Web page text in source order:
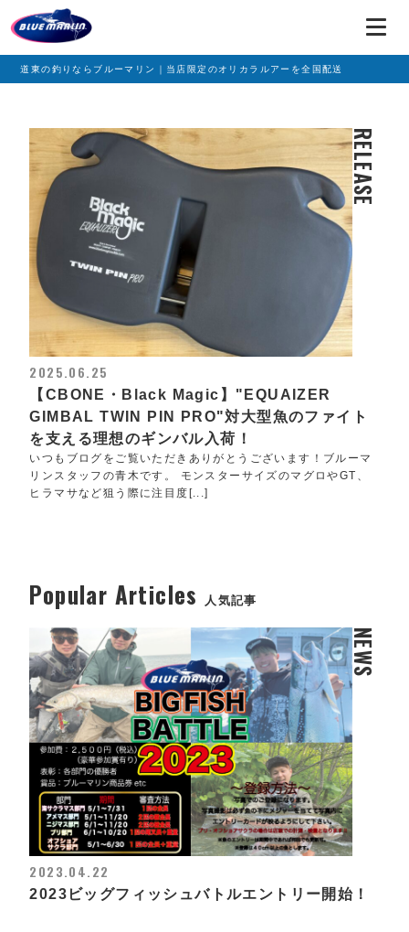
道東の釣りならブルーマリン｜当店限定のオリカラルアーを全国配送
RELEASE
2025.06.25
【CBONE・Black Magic】"EQUAIZER
GIMBAL TWIN PIN PRO"対大型魚のファイト
を支える理想のギンバル入荷！
いつもブログをご覧いただきありがとうございます！ブルーマ
リンスタッフの青木です。 モンスターサイズのマグロやGT、
ヒラマサなど狙う際に注目度[...]
Popular Articles 人気記事
NEWS
2023.04.22
2023ビッグフィッシュバトルエントリー開始！